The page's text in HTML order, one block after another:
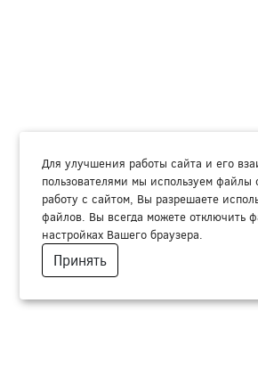
Для улучшения работы сайта и его
пользователями мы используем файлы
работу с сайтом, Вы разрешаете
файлов. Вы всегда можете отключить
настройках Вашего браузера.
Принять